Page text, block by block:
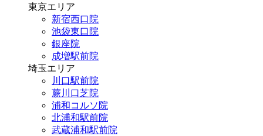
東京エリア
新宿西口院
池袋東口院
銀座院
成増駅前院
埼玉エリア
川口駅前院
蕨川口芝院
浦和コルソ院
北浦和駅前院
武蔵浦和駅前院